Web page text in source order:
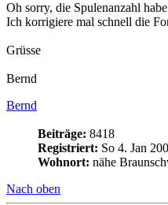
Oh sorry, die Spulenanzahl
Ich korrigiere mal schnell die
Grüsse
Bernd
Bernd
Beiträge: 8418
Registriert: So 4. Jan
Wohnort: nähe
Nach oben